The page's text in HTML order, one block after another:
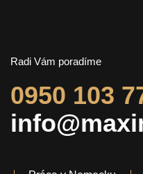
Radi Vám poradíme
0950 103